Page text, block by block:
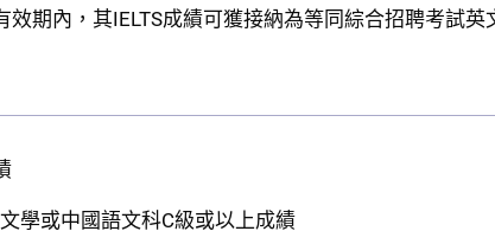
期內，其IELTS成績可獲接納為等同綜合招聘考試英
學或中國語文科C級或以上成績